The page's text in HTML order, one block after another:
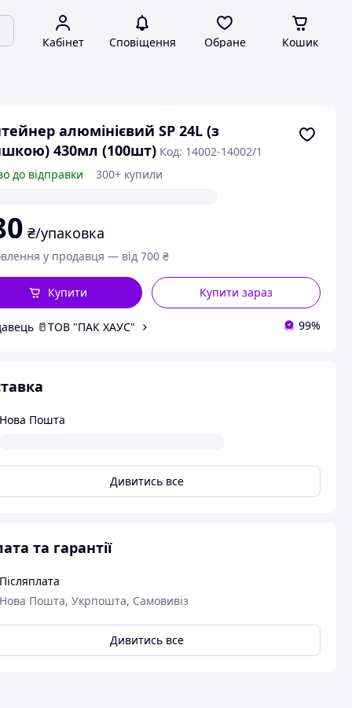
Кабінет Сповіщення Обране Кошик
алюмінієвий SP 24L (з
430мл (100шт) Код: 14002-14002/1
до відправки
300+ купили
₴/упаковка
у продавця — від 700 ₴
Купити зараз
Купити
🥛ТОВ "ПАК ХАУС" 99%
Нова Пошта
Дивитись все
та гарантії
Післяплата
Нова Пошта, Укрпошта, Самовивіз
Дивитись все